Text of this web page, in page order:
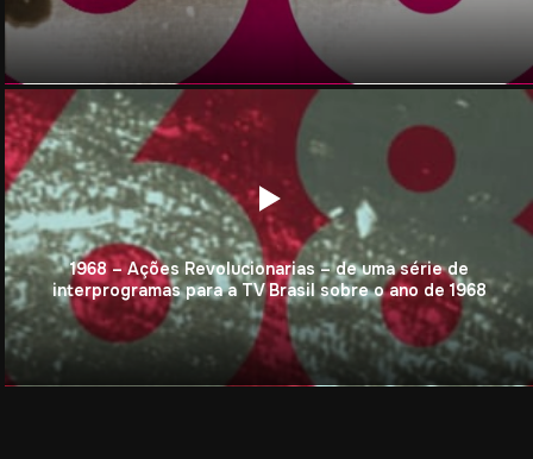
1968 – Ações Revolucionarias – de uma série de
interprogramas para a TV Brasil sobre o ano de 1968